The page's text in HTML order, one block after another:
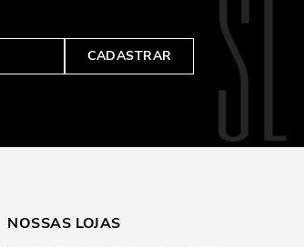
CADASTRAR
NOSSAS LOJAS